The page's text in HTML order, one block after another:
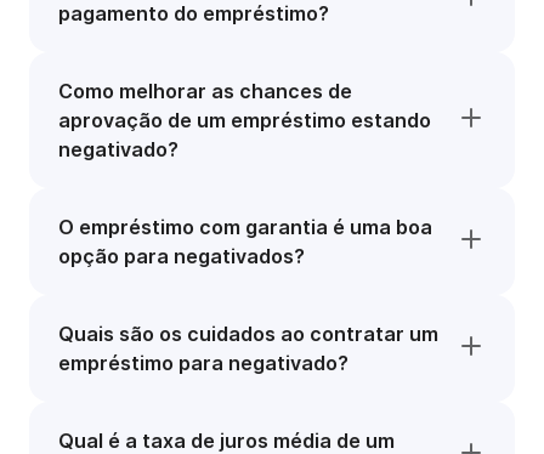
pagamento do empréstimo?
Como melhorar as chances de
aprovação de um empréstimo estando
negativado?
O empréstimo com garantia é uma boa
opção para negativados?
Quais são os cuidados ao contratar um
empréstimo para negativado?
Qual é a taxa de juros média de um